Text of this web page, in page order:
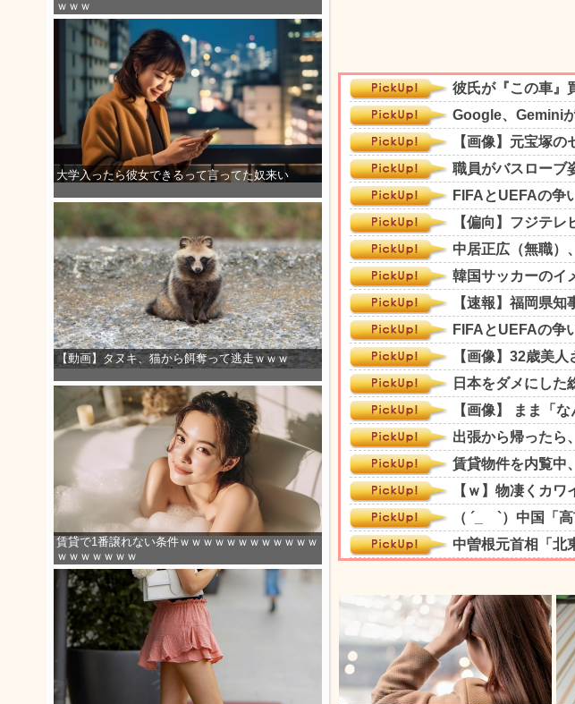
ｗｗｗ
大学入ったら彼女できるって言ってた奴来い
【動画】タヌキ、猫から餌奪って逃走ｗｗｗ
賃貸で1番譲れない条件ｗｗｗｗｗｗｗｗｗｗｗｗ
ｗｗｗｗｗｗｗ